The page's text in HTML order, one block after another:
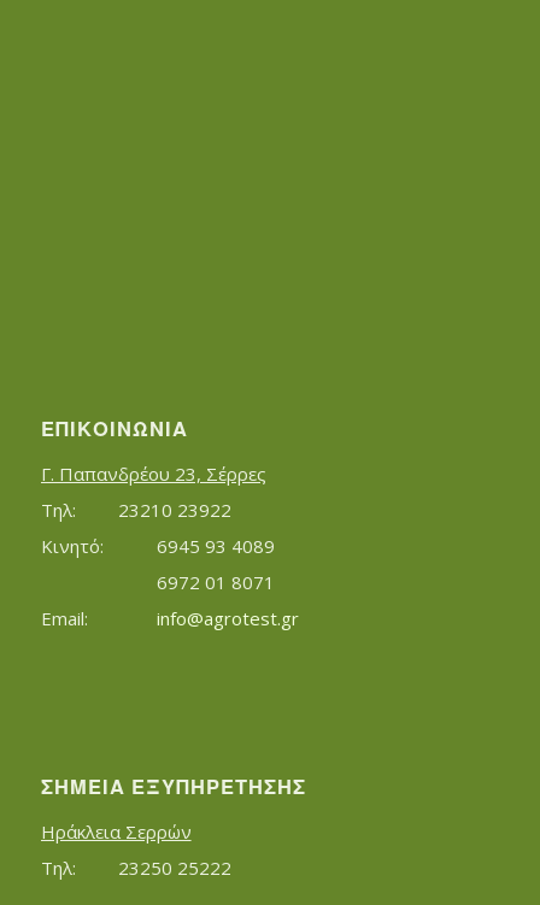
ΕΠΙΚΟΙΝΩΝΊΑ
Γ. Παπανδρέου 23, Σέρρες
Τηλ:		23210 23922
Κινητό:		6945 93 4089
			6972 01 8071
info@agrotest.gr
ΣΗΜΕΊΑ ΕΞΥΠΗΡΈΤΗΣΗΣ
Ηράκλεια Σερρών
Τηλ:		23250 25222